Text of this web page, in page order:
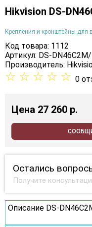
Hikvision DS-
Крепления и кронштейны для
Код товара: 1112
Артикул: DS-
Производитель:
☆ ☆ ☆ ☆ ☆ 0
Цена 27 260 p.
Остались
Получите
Описание DS-